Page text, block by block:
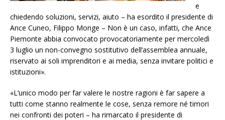
e
chiedendo soluzioni, servizi, aiuto – ha esordito il presidente di
Ance Cuneo, Filippo Monge – Non è un caso, infatti, che Ance
Piemonte abbia convocato provocatoriamente per mercoledì
3 luglio un non-convegno sostitutivo dell’assemblea annuale,
riservato ai soli imprenditori e ai media, senza invitare politici e
istituzioni».
«L’unico modo per far valere le nostre ragioni è far sapere a
tutti come stanno realmente le cose, senza remore né timori
nei confronti dei poteri – ha rimarcato il presidente di